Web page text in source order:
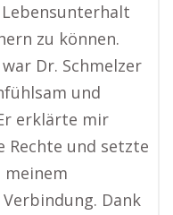
zu können.
Dr. Schmelzer
und
erklärte mir
Rechte und setzte
Dank